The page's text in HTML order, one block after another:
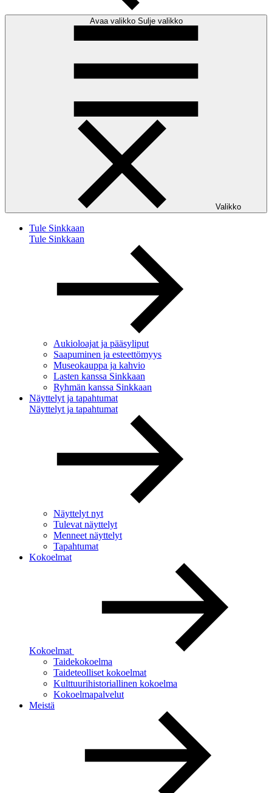
Avaa valikko Sulje valikko
Valikko
Tule Sinkkaan
Tule Sinkkaan
Aukioloajat ja pääsyliput
Saapuminen ja esteettömyys
Museokauppa ja kahvio
Lasten kanssa Sinkkaan
Ryhmän kanssa Sinkkaan
Näyttelyt ja tapahtumat
Näyttelyt ja tapahtumat
Näyttelyt nyt
Tulevat näyttelyt
Menneet näyttelyt
Tapahtumat
Kokoelmat
Kokoelmat
Taidekokoelma
Taideteolliset kokoelmat
Kulttuurihistoriallinen kokoelma
Kokoelmapalvelut
Meistä